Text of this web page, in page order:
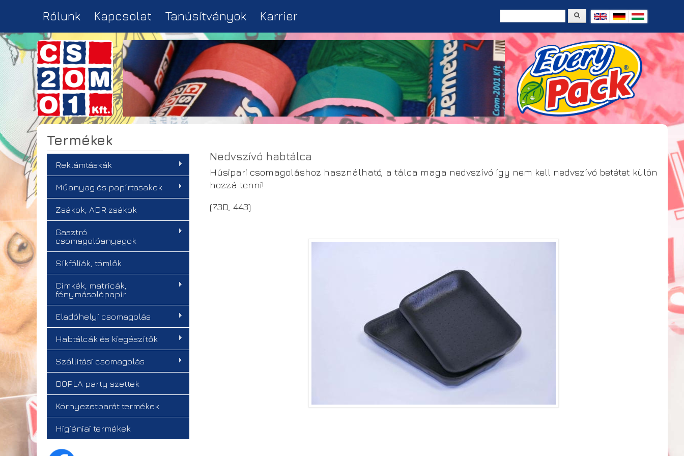
Rólunk Kapcsolat Tanúsítványok Karrier Keresés űrlap Keresés
Nedvszívó habtálca
Húsipari csomagoláshoz használható, a tálca maga nedvszívó így nem kell nedvszívó betétet külön
hozzá tenni!
(73D, 443)
Termékek
Reklámtáskák
Műanyag és papírtasakok
Zsákok, ADR zsákok
Gasztró
csomagolóanyagok
Síkfóliák, tömlők
Címkék, matricák,
fénymásolópapír
Eladóhelyi csomagolás
Habtálcák és kiegészítők
Szállítási csomagolás
DOPLA party szettek
Környezetbarát termékek
Higiéniai termékek